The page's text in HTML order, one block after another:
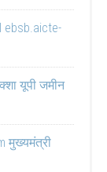
ebsb.aicte-
यूपी जमीन
मुख्यमंत्री